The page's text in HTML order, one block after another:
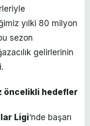
yılki 80 milyon
sezon
gelirlerinin
öncelikli hedefler
Ligi‘nde başarı